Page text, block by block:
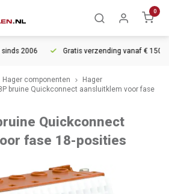
0
2006 Gratis verzending vanaf € 150
Hager componenten
Hager
bruine Quickconnect aansluitklem voor fase
Quickconnect
fase 18-posities